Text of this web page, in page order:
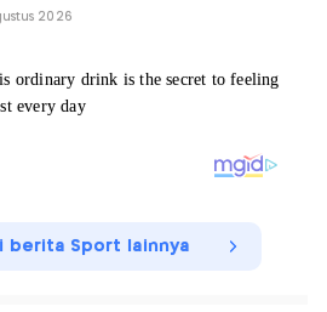
2026
berita Sport lainnya